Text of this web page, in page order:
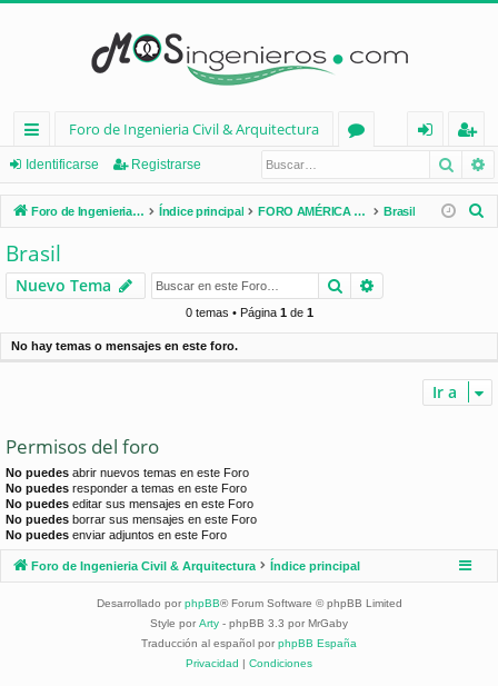
nl
ac
es
rá
pi
d
Foro de Ingenieria Civil & Arquitectura
os
nt
ifi
e
eg
ist
ra
Identificarse Registrarse
Foro de Ingenieria Civil & Arquitectura Índice principal FORO AMÉRICA LATINA Brasil
r
Brasil
Nuevo Tema Buscar
0 temas • Página 1de 1
No hay temas o mensajes en este foro.
Ir a
Permisos del foro
No puedes abrir nuevos temas en este Foro
No puedes responder a temas en este Foro
No puedes editar sus mensajes en este Foro
No puedes borrar sus mensajes en este Foro
No puedes enviar adjuntos en este Foro
Foro de Ingenieria Civil & Arquitectura Índice principal
Desarrollado por phpBB® Forum Software © phpBB Limited
Style por Arty - phpBB 3.3 por MrGaby
Traducción al español por phpBB España
Privacidad | Condiciones